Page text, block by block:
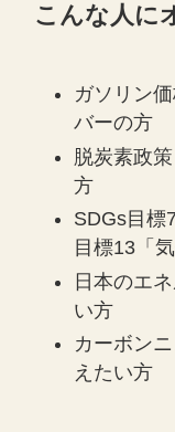
こんな人に
ガソリン
バーの方
脱炭素政
方
SDGs目標
目標13「
日本のエ
い方
カーボン
えたい方